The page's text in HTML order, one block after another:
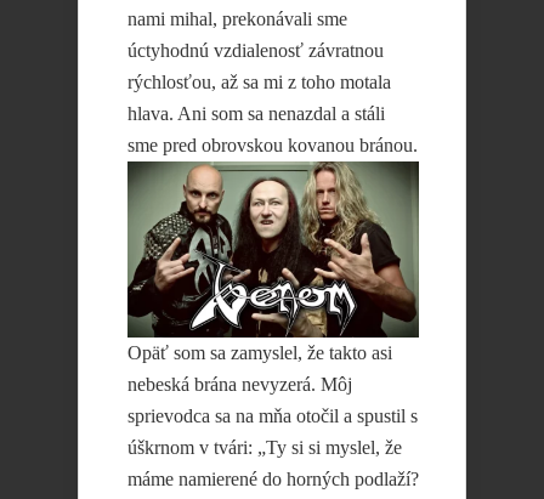
nami mihal, prekonávali sme
úctyhodnú vzdialenosť závratnou
rýchlosťou, až sa mi z toho motala
hlava. Ani som sa nenazdal a stáli
sme pred obrovskou kovanou bránou.
Opäť som sa zamyslel, že takto asi
nebeská brána nevyzerá. Môj
sprievodca sa na mňa otočil a spustil s
úškrnom v tvári: „Ty si si myslel, že
máme namierené do horných podlaží?